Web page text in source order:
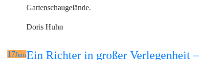
Gartenschaugelände.
Doris Huhn
17JuniEin Richter in großer Verlegenheit –